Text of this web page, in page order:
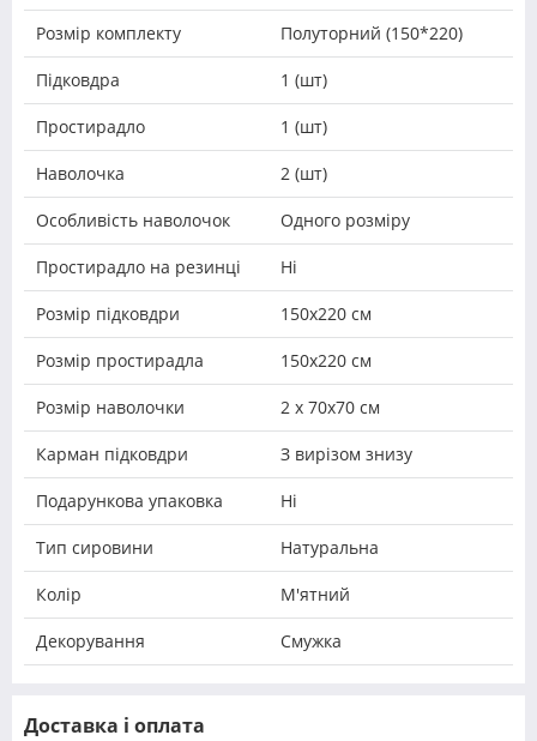
Розмір комплекту Полуторний (150*220)
Підковдра 1 (шт)
Простирадло 1 (шт)
Наволочка 2 (шт)
Особливість наволочок Одного розміру
Простирадло на резинці Ні
Розмір підковдри 150х220 см
Розмір простирадла 150х220 см
Розмір наволочки 2 х 70х70 см
Карман підковдри З вирізом знизу
Подарункова упаковка Ні
Тип сировини Натуральна
Колір М'ятний
Декорування Смужка
Доставка і оплата